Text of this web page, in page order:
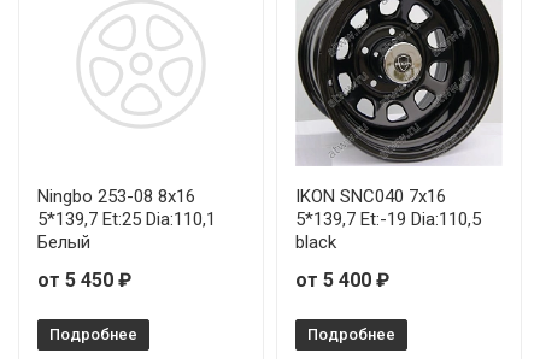
Ningbo 253-08 8x16
5*139,7 Et:25 Dia:110,1
Белый
от 5 450 ₽
Подробнее
IKON SNC040 7x16
5*139,7 Et:-19 Dia:110,5
black
от 5 400 ₽
Подробнее